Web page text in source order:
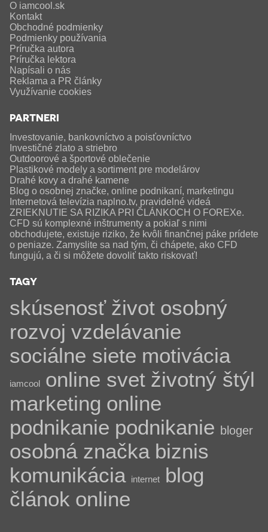
O iamcool.sk
Kontakt
Obchodné podmienky
Podmienky používania
Príručka autora
Príručka lektora
Napísali o nás
Reklama a PR články
Využívanie cookies
PARTNERI
Investovanie, bankovníctvo a poisťovníctvo
Investičné zlato a striebro
Outdoorové a športové oblečenie
Plastikové modely a sortiment pre modelárov
Drahé kovy a drahé kamene
Blog o osobnej značke, online podnikaní, marketingu
Internetová televízia naplno.tv, pravidelné videá
ZRIEKNUTIE SA RIZIKA PRI ČLÁNKOCH O FOREXe.
CFD sú komplexné inštrumenty a pokiaľ s nimi
obchodujete, existuje riziko, že kvôli finančnej páke prídete
o peniaze. Zamyslite sa nad tým, či chápete, ako CFD
fungujú, a či si môžete dovoliť takto riskovať!
TAGY
skúsenosť život osobný
rozvoj vzdelávanie
sociálne siete motivácia
iamcool online svet životný štýl
marketing online
podnikanie podnikanie bloger
osobná značka biznis
komunikácia
internet
blog
článok online